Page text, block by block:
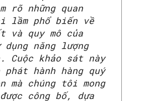
rõ những quan
lầm phổ biến về
và quy mô của
năng lượng
Cuộc khảo sát này
phát hành hàng quý
mà chúng tôi mong
công bố, dựa